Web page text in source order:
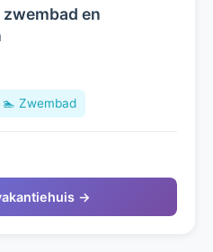
en
🏊 Zwembad
→